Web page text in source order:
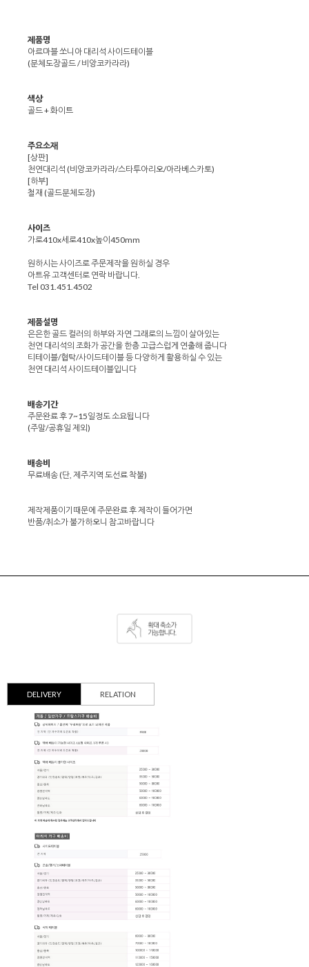
제품명
아르마블 쏘니아 대리석 사이드테이블
(분체도장골드 / 비앙코카라라)
색상
골드 + 화이트
주요소재
[상판]
천연대리석 (비앙코카라라/스타투아리오/아라베스카토)
[하부]
철재 (골드분체도장)
사이즈
가로410x세로410x높이450mm
원하시는 사이즈로 주문제작을 원하실 경우
아트유 고객센터로 연락 바랍니다.
Tel 031.451.4502
제품설명
은은한 골드 컬러의 하부와 자연 그래로의 느낌이 살아있는
천연 대리석의 조화가 공간을 한층 고급스럽게 연출해 줍니다
티테이블/협탁/사이드테이블 등 다양하게 활용하실 수 있는
천연 대리석 사이드테이블입니다
배송기간
주문완료 후 7~15일정도 소요됩니다
(주말/공휴일 제외)
배송비
무료배송 (단, 제주지역 도선료 착불)
제작제품이기때문에 주문완료 후 제작이 들어가면
반품/취소가 불가하오니 참고바랍니다
DELIVERY RELATION